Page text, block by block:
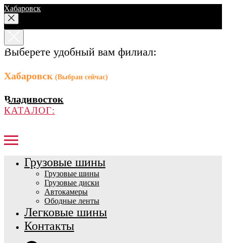
Хабаровск
Выберете удобный вам филиал:
Хабаровск (Выбран сейчас)
Владивосток
КАТАЛОГ:
Грузовые шины
Грузовые шины
Грузовые диски
Автокамеры
Ободные ленты
Легковые шины
Контакты